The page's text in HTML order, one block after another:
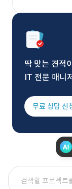
딱 맞는 견적
IT 전문 매니
무료 상담 신